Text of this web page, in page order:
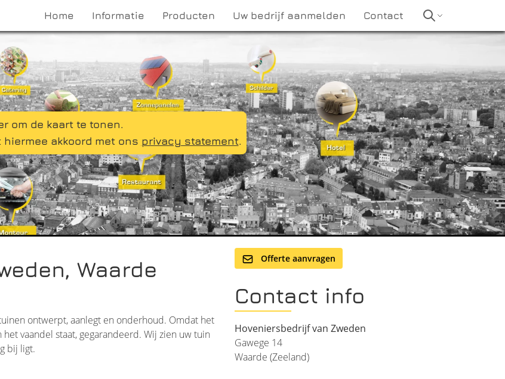
Home Informatie Producten Uw bedrijf aanmelden Contact
om de kaart te tonen.
hiermee akkoord met ons privacy statement.
Waarde
ontwerpt, aanlegt en onderhoud. Omdat het
vaandel staat, gegarandeerd. Wij zien uw tuin
bij ligt.
Offerte aanvragen
Contact info
Hoveniersbedrijf van Zweden
Gawege 14
Waarde (Zeeland)